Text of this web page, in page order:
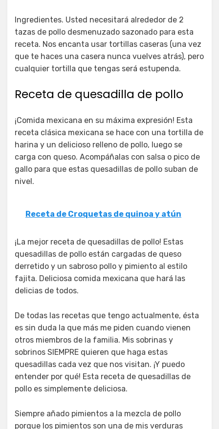
Ingredientes. Usted necesitará alrededor de 2
tazas de pollo desmenuzado sazonado para esta
receta. Nos encanta usar tortillas caseras (una vez
que te haces una casera nunca vuelves atrás), pero
cualquier tortilla que tengas será estupenda.
Receta de quesadilla de pollo
¡Comida mexicana en su máxima expresión! Esta
receta clásica mexicana se hace con una tortilla de
harina y un delicioso relleno de pollo, luego se
carga con queso. Acompáñalas con salsa o pico de
gallo para que estas quesadillas de pollo suban de
nivel.
Receta de Croquetas de quinoa y atún
¡La mejor receta de quesadillas de pollo! Estas
quesadillas de pollo están cargadas de queso
derretido y un sabroso pollo y pimiento al estilo
fajita. Deliciosa comida mexicana que hará las
delicias de todos.
De todas las recetas que tengo actualmente, ésta
es sin duda la que más me piden cuando vienen
otros miembros de la familia. Mis sobrinas y
sobrinos SIEMPRE quieren que haga estas
quesadillas cada vez que nos visitan. ¡Y puedo
entender por qué! Esta receta de quesadillas de
pollo es simplemente deliciosa.
Siempre añado pimientos a la mezcla de pollo
porque los pimientos son una de mis verduras